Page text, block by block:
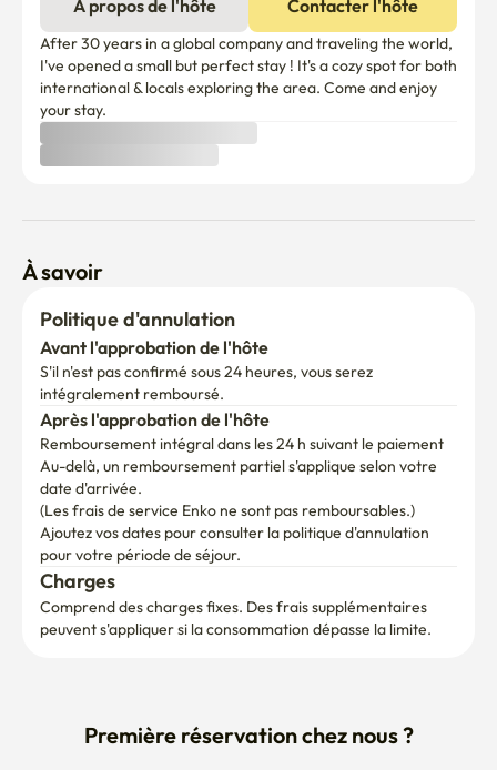
C'est la chambre Geumyeon.
La collecte et les déchets doivent être séparés par vous-
même.
Un panneau insonorisé a été installé sur la porte d'entrée,
heures afin d'éviter d'endommager les autres personnes
À propos de l'hôte Contacter l'hôte
After 30 years in a global company and traveling the world,
I've opened a small but perfect stay ! It's a cozy spot for both
international & locals exploring the area. Come and enjoy
your stay.
À savoir
Politique d'annulation
Avant l'approbation de l'hôte
S'il n'est pas confirmé sous 24 heures, vous serez
intégralement remboursé.
Après l'approbation de l'hôte
Remboursement intégral dans les 24 h suivant le paiement
Au-delà, un remboursement partiel s'applique selon votre
date d'arrivée.
(Les frais de service Enko ne sont pas remboursables.)
Ajoutez vos dates pour consulter la politique d'annulation
pour votre période de séjour.
Charges
Comprend des charges fixes. Des frais supplémentaires
peuvent s'appliquer si la consommation dépasse la limite.
Première réservation chez nous ?